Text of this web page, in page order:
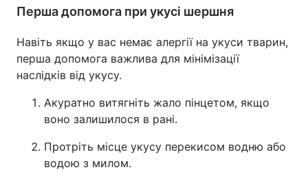
Перша допомога при укусі шершня
Навіть якщо у вас немає алергії на укуси тварин,
перша допомога важлива для мінімізації
наслідків від укусу.
Акуратно витягніть жало пінцетом, якщо
воно залишилося в рані.
Протріть місце укусу перекисом водню або
водою з милом.